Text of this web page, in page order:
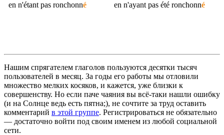
en n'étant pas ronchonné en n'ayant pas été ronchonné
Нашим спрягателем глаголов пользуются десятки тысяч
пользователей в месяц. За годы его работы мы отловили
множество мелких косяков, и кажется, уже близки к
совершенству. Но если паче чаяния вы всё-таки нашли ошибку
(и на Солнце ведь есть пятна;), не сочтите за труд оставить
комментарий в этой группе. Регистрироваться не обязательно
— достаточно войти под своим именем из любой социальной
сети.